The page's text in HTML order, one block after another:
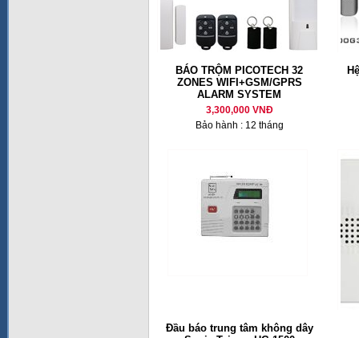
BÁO TRỘM PICOTECH 32
ZONES WIFI+GSM/GPRS
ALARM SYSTEM
3,300,000 VNĐ
Bảo hành : 12 tháng
Đầu báo trung tâm không dây